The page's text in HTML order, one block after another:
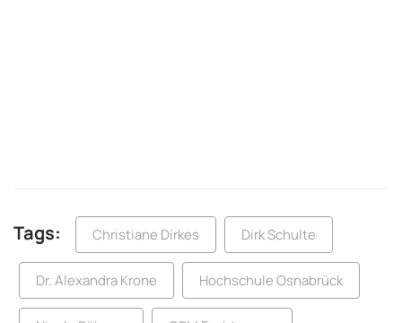
Tags: Christiane Dirkes Dirk Schulte
Dr. Alexandra Krone Hochschule Osnabrück